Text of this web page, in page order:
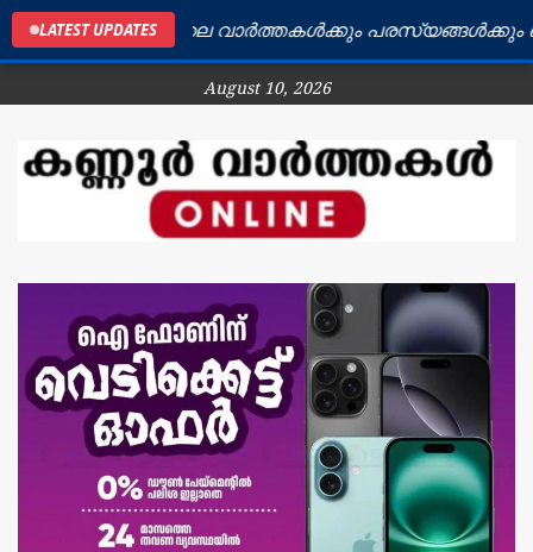
LATEST UPDATES
ജില്ലയിലെ വാർത്തകൾക്കും പരസ്യങ്ങൾക്കും
August 10, 2026